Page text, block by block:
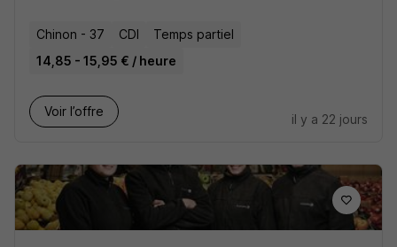
Chinon - 37 CDI
Temps partiel
14,85 - 15,95 € / heure
Voir l’offre
il y a 22 jours